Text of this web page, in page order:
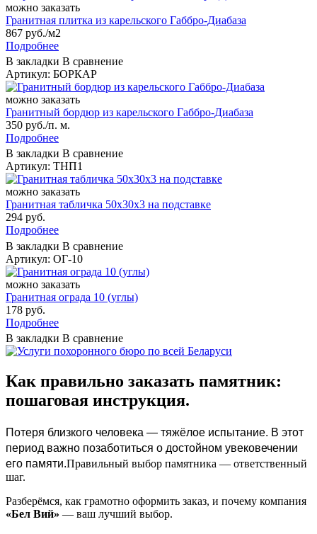
можно заказать
Гранитная плитка из карельского Габбро‑Диабаза
867 руб./м2
Подробнее
В закладки В сравнение
Артикул: БОРКАР
можно заказать
Гранитный бордюр из карельского Габбро‑Диабаза
350 руб./п. м.
Подробнее
В закладки В сравнение
Артикул: ТНП1
можно заказать
Гранитная табличка 50х30х3 на подставке
294 руб.
Подробнее
В закладки В сравнение
Артикул: ОГ-10
можно заказать
Гранитная ограда 10 (углы)
178 руб.
Подробнее
В закладки В сравнение
Как правильно заказать памятник:
пошаговая инструкция.
Потеря близкого человека — тяжёлое испытание. В этот
период важно позаботиться о достойном увековечении
его памяти.Правильный выбор памятника — ответственный
шаг.
Разберёмся, как грамотно оформить заказ, и почему компания
«Бел Вий» — ваш лучший выбор.